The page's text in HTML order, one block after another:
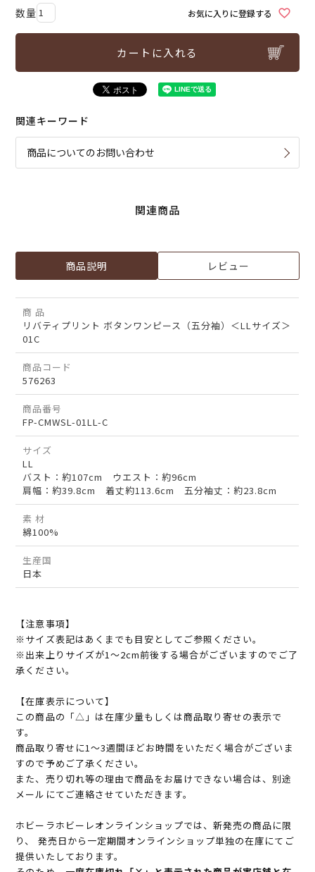
お気に入りに登録する
カートに入れる
関連キーワード
商品についてのお問い合わせ
関連商品
商品説明 レビュー
商 品
リバティプリント ボタンワンピース（五分袖）＜LLサイズ＞
01C
商品コード
576263
商品番号
FP-CMWSL-01LL-C
サイズ
LL
バスト：約107cm ウエスト：約96cm
肩幅：約39.8cm 着丈約113.6cm 五分袖丈：約23.8cm
素 材
綿100%
生産国
日本
【注意事項】
※サイズ表記はあくまでも目安としてご参照ください。
※出来上りサイズが1～2cm前後する場合がございますのでご了
承ください。
【在庫表示について】
この商品の「△」は在庫少量もしくは商品取り寄せの表示で
す。
商品取り寄せに1～3週間ほどお時間をいただく場合がございま
すので予めご了承ください。
また、売り切れ等の理由で商品をお届けできない場合は、別途
メールにてご連絡させていただきます。
ホビーラホビーレオンラインショップでは、新発売の商品に限
り、 発売日から一定期間オンラインショップ単独の在庫にてご
提供いたしております。